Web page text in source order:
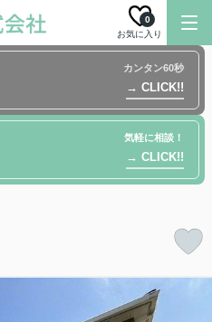
お気に入り
0
カンタン60秒
→ CLICK!!
気軽に相談！
→ CLICK!!